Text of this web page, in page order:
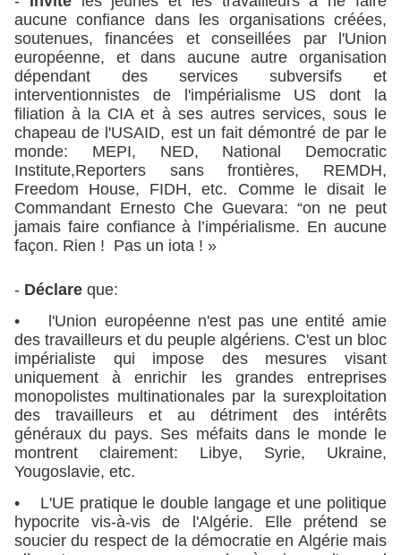
aucune confiance dans les organisations créées,
soutenues, financées et conseillées par l'Union
européenne, et dans aucune autre organisation
dépendant des services subversifs et
interventionnistes de l'impérialisme US dont la
filiation à la CIA et à ses autres services, sous le
chapeau de l'USAID, est un fait démontré de par le
monde: MEPI, NED, National Democratic
Institute,Reporters sans frontières, REMDH,
Freedom House, FIDH, etc. Comme le disait le
Commandant Ernesto Che Guevara: “on ne peut
jamais faire confiance à l’impérialisme. En aucune
façon. Rien ! Pas un iota ! »
- Déclare que:
• l'Union européenne n'est pas une entité amie
des travailleurs et du peuple algériens. C'est un bloc
impérialiste qui impose des mesures visant
uniquement à enrichir les grandes entreprises
monopolistes multinationales par la surexploitation
des travailleurs et au détriment des intérêts
généraux du pays. Ses méfaits dans le monde le
montrent clairement: Libye, Syrie, Ukraine,
Yougoslavie, etc.
• L'UE pratique le double langage et une politique
hypocrite vis-à-vis de l'Algérie. Elle prétend se
soucier du respect de la démocratie en Algérie mais